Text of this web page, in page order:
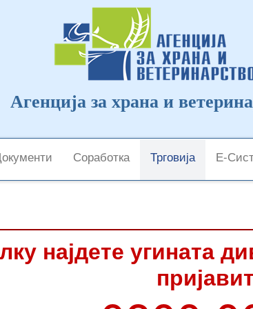
Агенција за храна и
Соработка Трговија Е-
најдете угината